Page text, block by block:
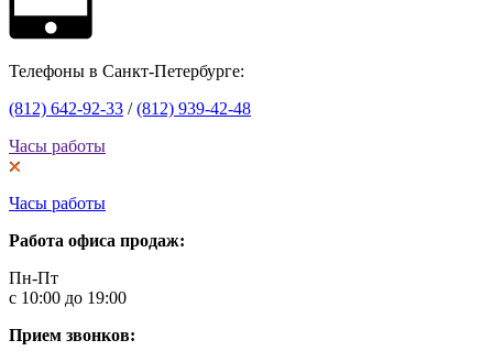
Телефоны в Санкт-Петербурге:
(812) 642-92-33 /(812) 939-42-48
Часы работы
Часы работы
Работа офиса продаж:
Пн-Пт
с 10:00 до 19:00
Прием звонков: